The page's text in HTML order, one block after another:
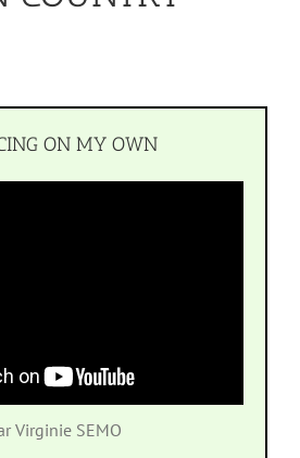
ON MY OWN
Virginie SEMO